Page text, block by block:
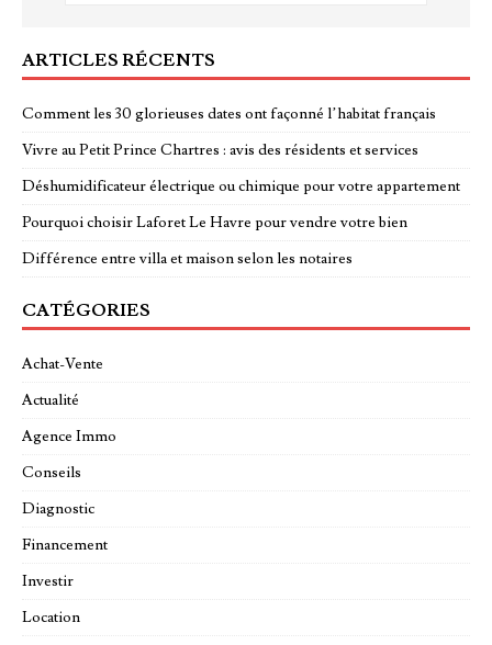
ARTICLES RÉCENTS
Comment les 30 glorieuses dates ont façonné l’habitat français
Vivre au Petit Prince Chartres : avis des résidents et services
Déshumidificateur électrique ou chimique pour votre appartement
Pourquoi choisir Laforet Le Havre pour vendre votre bien
Différence entre villa et maison selon les notaires
CATÉGORIES
Achat-Vente
Actualité
Agence Immo
Conseils
Diagnostic
Financement
Investir
Location